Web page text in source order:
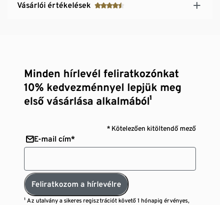
Vásárlói értékelések
Minden hírlevél feliratkozónkat
10% kedvezménnyel lepjük meg
első vásárlása alkalmából¹
* Kötelezően kitöltendő mező
E-mail cím*
Feliratkozom a hírlevélre
¹ Az utalvány a sikeres regisztrációt követő 1 hónapig érvényes,